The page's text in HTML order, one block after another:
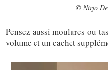
© Nirjo
Pensez aussi moulures ou
volume et un cachet